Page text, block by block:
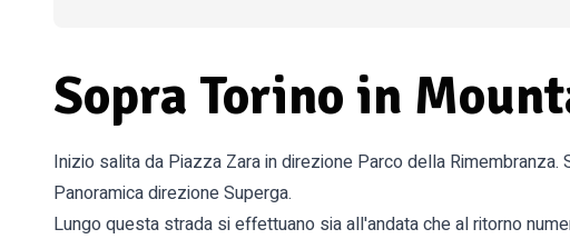
Sopra Torino in
Inizio salita da Piazza Zara in direzione Parco della
Panoramica direzione Superga.
Lungo questa strada si effettuano sia all'andata che al ritorno